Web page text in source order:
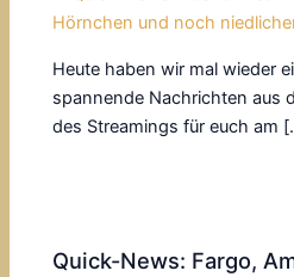
Heute haben wir mal wieder
spannende Nachrichten aus
des Streamings für euch am
Quick-News: Fargo,